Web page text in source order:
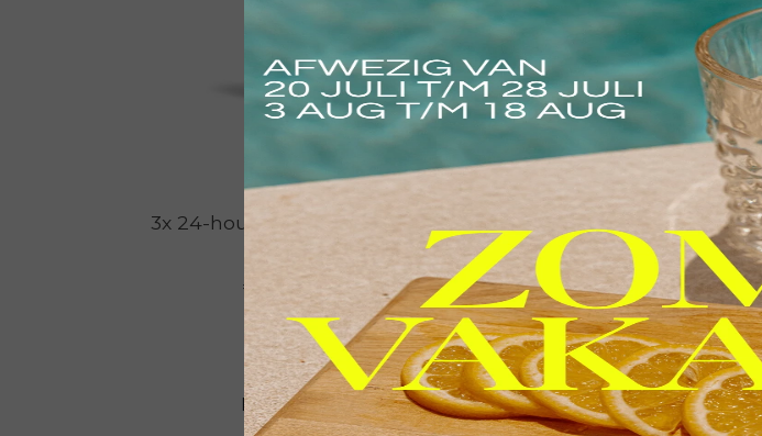
3x 24-hour Skin Balancing
€ 127,20
Bekijken
Skin Shield spf50 - 60 ml
€ 59,00
Bekijken